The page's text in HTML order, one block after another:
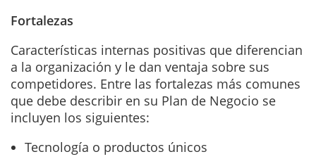
Fortalezas
Características internas positivas que diferencian
a la organización y le dan ventaja sobre sus
competidores. Entre las fortalezas más comunes
que debe describir en su Plan de Negocio se
incluyen los siguientes:
Tecnología o productos únicos